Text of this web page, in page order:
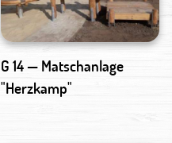
G 14 — Matschanlage
"Herzkamp"